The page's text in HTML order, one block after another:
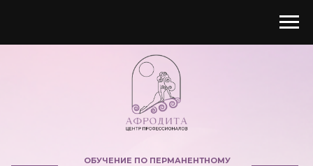
ОБУЧЕНИЕ ПО ПЕРМАНЕНТНОМУ